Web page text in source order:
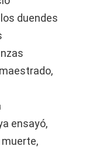
duendes
ensayó,
muerte,